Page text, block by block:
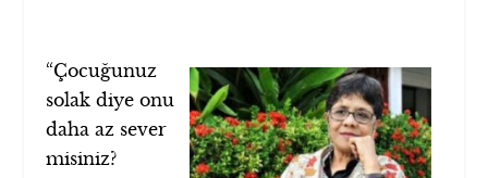
“Çocuğunuz
solak diye onu
daha az sever
misiniz?